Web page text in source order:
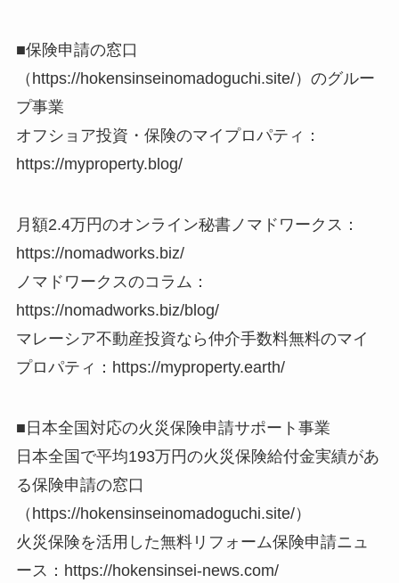
■保険申請の窓口
（https://hokensinseinomadoguchi.site/）のグルー
プ事業
オフショア投資・保険のマイプロパティ：
https://myproperty.blog/
月額2.4万円のオンライン秘書ノマドワークス：
https://nomadworks.biz/
ノマドワークスのコラム：
https://nomadworks.biz/blog/
マレーシア不動産投資なら仲介手数料無料のマイ
プロパティ：https://myproperty.earth/
■日本全国対応の火災保険申請サポート事業
日本全国で平均193万円の火災保険給付金実績があ
る保険申請の窓口
（https://hokensinseinomadoguchi.site/）
火災保険を活用した無料リフォーム保険申請ニュ
ース：https://hokensinsei-news.com/